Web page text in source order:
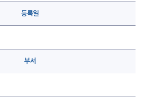
등록일
부서